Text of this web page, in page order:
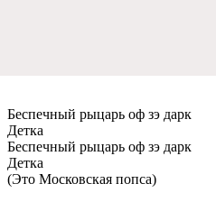
Беспечный рыцарь оф зэ дарк
Детка
Беспечный рыцарь оф зэ дарк
Детка
(Это Московская попса)